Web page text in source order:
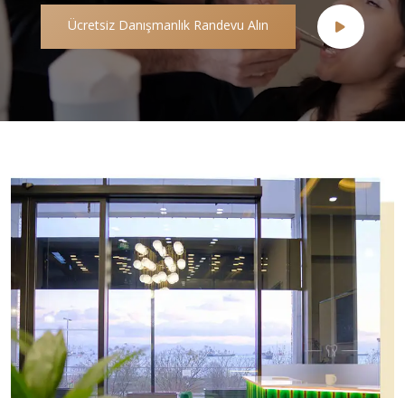
Ücretsiz Danışmanlık Randevu Alın